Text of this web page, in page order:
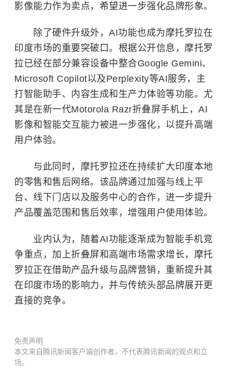
影像能力作为卖点，希望进一步强化品牌形象。
除了硬件升级外，AI功能也成为摩托罗拉在
印度市场的重要突破口。根据公开信息，摩托罗
拉已经在部分兼容设备中整合Google Gemini、
Microsoft Copilot以及Perplexity等AI服务，主
打智能助手、内容生成和生产力体验等功能。尤
其是在新一代Motorola Razr折叠屏手机上，AI
影像和智能交互能力被进一步强化，以提升高端
用户体验。
与此同时，摩托罗拉还在持续扩大印度本地
的零售和售后网络。该品牌通过加强与线上平
台、线下门店以及服务中心的合作，进一步提升
产品覆盖范围和售后效率，增强用户使用体验。
业内认为，随着AI功能逐渐成为智能手机竞
争重点，加上折叠屏和高端市场需求增长，摩托
罗拉正在借助产品升级与品牌营销，重新提升其
在印度市场的影响力，并与传统头部品牌展开更
直接的竞争。
免责声明
本文来自腾讯新闻客户端创作者，不代表腾讯新闻的观点和立
场。